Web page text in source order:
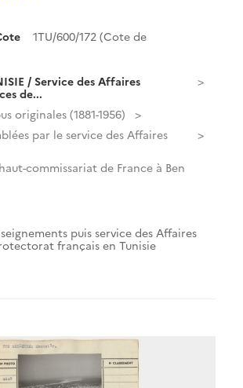
1TU/600/172 (Cote de
/ Service des Affaires
de...
originales (1881-1956)
par le service des Affaires
commissariat de France à Ben
puis service des Affaires
français en Tunisie